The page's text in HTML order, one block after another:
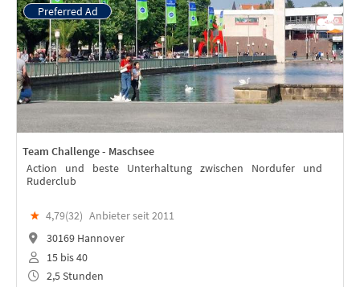
Team Challenge - Maschsee
Action und beste Unterhaltung zwischen Nordufer und
Ruderclub
★ 4,79(32) Anbieter seit 2011
30169 Hannover
15 bis 40
2,5 Stunden